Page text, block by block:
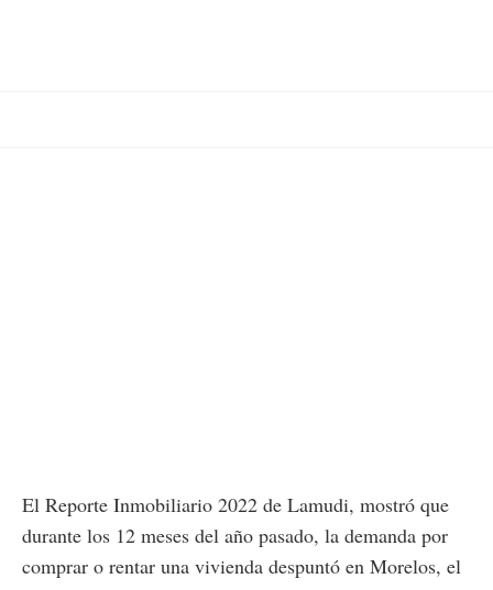
El Reporte Inmobiliario 2022 de Lamudi, mostró que
durante los 12 meses del año pasado, la demanda por
comprar o rentar una vivienda despuntó en Morelos, el